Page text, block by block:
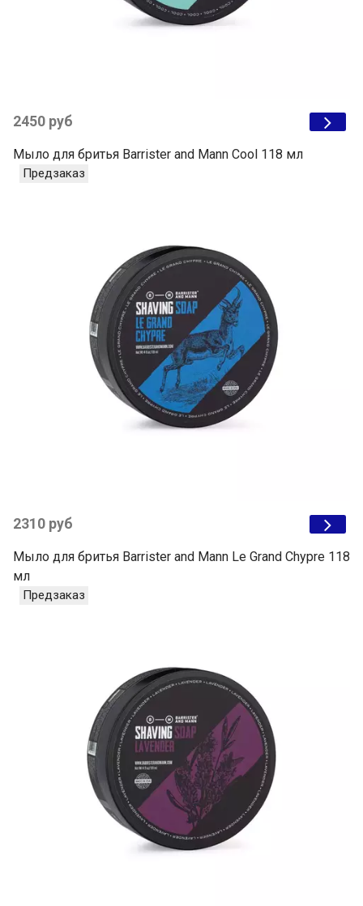
2450 руб
Мыло для бритья Barrister and Mann Cool 118 мл
Предзаказ
2310 руб
Мыло для бритья Barrister and Mann Le Grand Chypre 118
мл
Предзаказ